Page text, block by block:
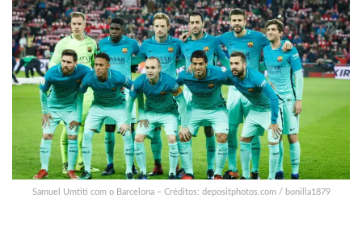
Samuel Umtiti com o Barcelona – Créditos: depositphotos.com / bonilla1879